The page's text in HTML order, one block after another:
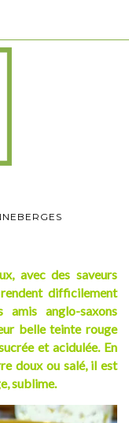
avec des saveurs
difficilement
amis anglo-saxons
belle teinte rouge
et acidulée. En
doux ou salé, il est
sublime.